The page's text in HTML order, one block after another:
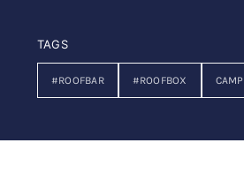
TAGS
#ROOFBAR #ROOFBOX